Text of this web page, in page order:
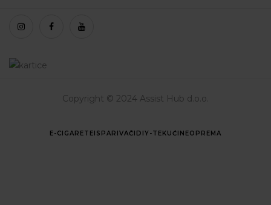
Copyright © 2024 Assist Hub d.o.o.
E-CIGARETEISPARIVAČI DIY-TEKUĆINEOPREMA